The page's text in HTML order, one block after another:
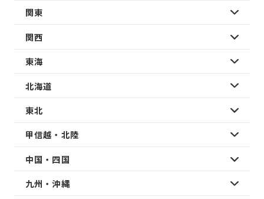
関東
関西
東海
北海道
東北
甲信越・北陸
中国・四国
九州・沖縄